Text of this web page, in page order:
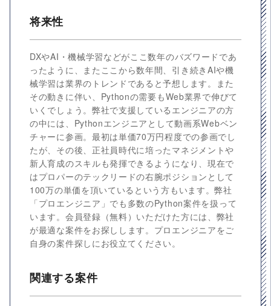
将来性
DXやAI・機械学習などがここ数年のバズワードであ
ったように、またここから数年間、引き続きAIや機
械学習は業界のトレンドであると予想します。また
その動きに伴い、Pythonの需要もWeb業界で伸びて
いくでしょう。弊社で支援しているエンジニアの方
の中には、Pythonエンジニアとして動画系Webベン
チャーに参画。最初は単価70万円程度での参画でし
たが、その後、正社員時代に培ったマネジメントや
新人育成のスキルも発揮できるようになり、現在で
はプロパーのテックリードの右腕ポジションとして
100万の単価を頂いているという方もいます。弊社
「プロエンジニア」でも多数のPython案件を扱って
います。会員登録（無料）いただけた方には、弊社
が最適な案件をお探しします。プロエンジニアをご
自身の案件探しにお役立てください。
関連する案件